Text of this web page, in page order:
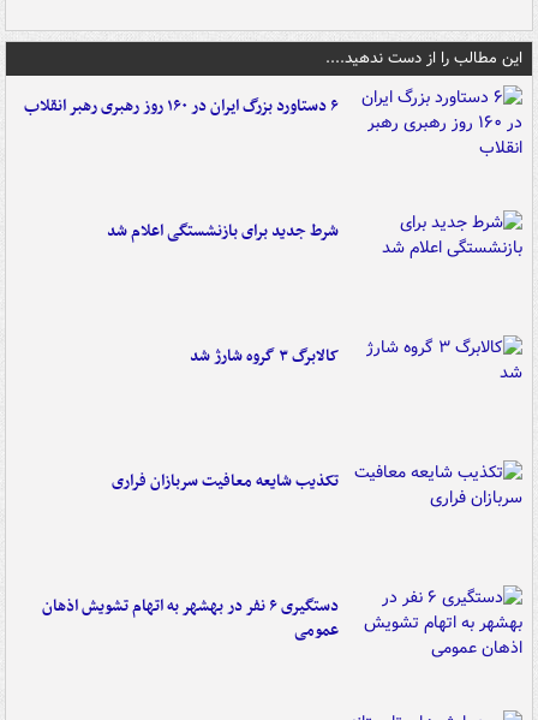
این مطالب را از دست ندهید....
۶ دستاورد بزرگ ایران در ۱۶۰ روز رهبری رهبر انقلاب
شرط جدید برای بازنشستگی اعلام شد
کالابرگ ۳ گروه شارژ شد
تکذیب شایعه معافیت سربازان فراری
دستگیری ۶ نفر در بهشهر به اتهام تشویش اذهان
عمومی